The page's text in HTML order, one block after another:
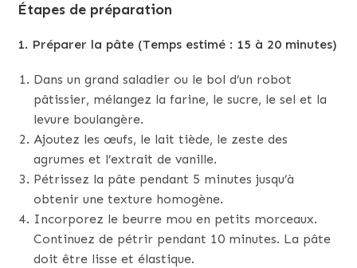
Étapes de préparation
1. Préparer la pâte (Temps estimé : 15 à 20 minutes)
Dans un grand saladier ou le bol d’un robot
pâtissier, mélangez la farine, le sucre, le sel et la
levure boulangère.
Ajoutez les œufs, le lait tiède, le zeste des
agrumes et l’extrait de vanille.
Pétrissez la pâte pendant 5 minutes jusqu’à
obtenir une texture homogène.
Incorporez le beurre mou en petits morceaux.
Continuez de pétrir pendant 10 minutes. La pâte
doit être lisse et élastique.